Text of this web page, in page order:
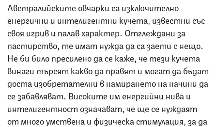
Австралийските овчарки са изключително
енергични и интелигентни кучета, известни със
своя игрив и палав характер. Отглеждани за
пастирство, те имат нужда да са заети с нещо.
Не би било пресилено да се каже, че тези кучета
винаги търсят какво да правят и могат да бъдат
доста изобретателни в намирането на начини да
се забавляват. Високите им енергийни нива и
интелигентност означават, че ще се нуждаят
от много умствена и физическа стимулация, за да